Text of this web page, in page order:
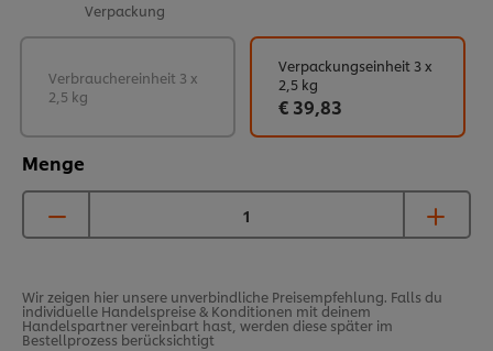
Verpackung
Menge
Verbrauchereinheit 3 x
2,5 kg
Verpackungseinheit 3 x
2,5 kg
€ 39,83
Wir zeigen hier unsere unverbindliche Preisempfehlung. Falls du
individuelle Handelspreise & Konditionen mit deinem
Handelspartner vereinbart hast, werden diese später im
Bestellprozess berücksichtigt